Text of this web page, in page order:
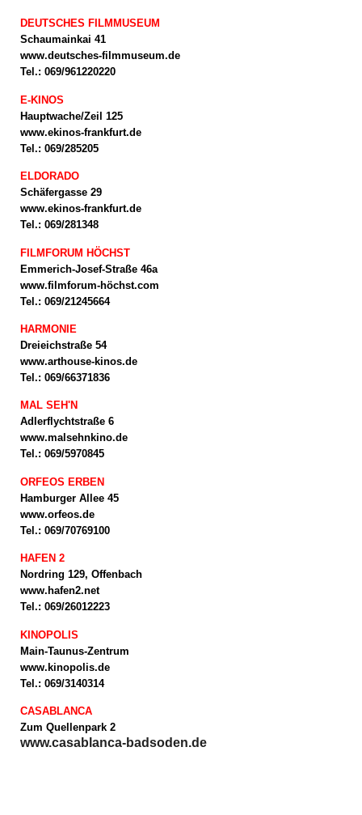
DEUTSCHES FILMMUSEUM
Schaumainkai 41
www.deutsches-filmmuseum.de
Tel.: 069/961220220
E-KINOS
Hauptwache/Zeil 125
www.ekinos-frankfurt.de
Tel.: 069/285205
ELDORADO
Schäfergasse 29
www.ekinos-frankfurt.de
Tel.: 069/281348
FILMFORUM HÖCHST
Emmerich-Josef-Straße 46a
www.filmforum-höchst.com
Tel.: 069/21245664
HARMONIE
Dreieichstraße 54
www.arthouse-kinos.de
Tel.: 069/66371836
MAL SEH'N
Adlerflychtstraße 6
www.malsehnkino.de
Tel.: 069/5970845
ORFEOS ERBEN
Hamburger Allee 45
www.orfeos.de
Tel.: 069/70769100
HAFEN 2
Nordring 129, Offenbach
www.hafen2.net
Tel.: 069/26012223
KINOPOLIS
Main-Taunus-Zentrum
www.kinopolis.de
Tel.: 069/3140314
CASABLANCA
Zum Quellenpark 2
www.casablanca-badsoden.de